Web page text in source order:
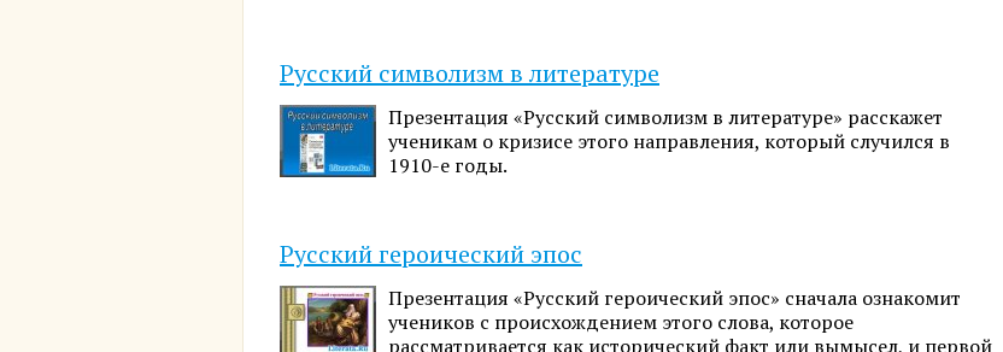
Русский символизм в литературе
Презентация «Русский символизм в литературе» расскажет
ученикам о кризисе этого направления, который случился в
1910-е годы.
Русский героический эпос
Презентация «Русский героический эпос» сначала ознакомит
учеников с происхождением этого слова, которое
рассматривается как исторический факт или вымысел, и первой